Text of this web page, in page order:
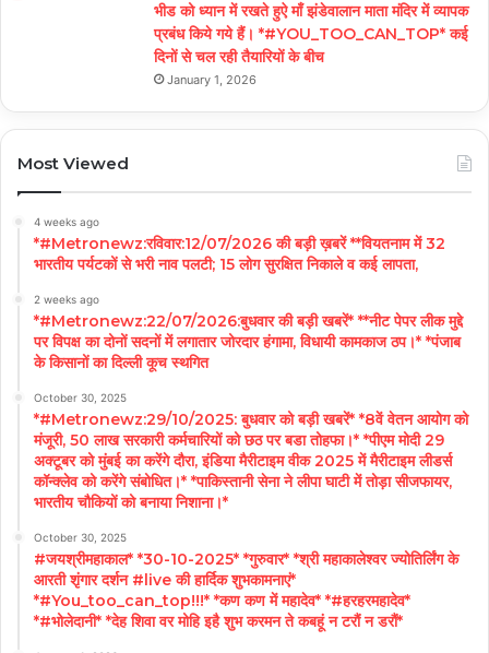
भीड को ध्यान में रखते हुऐ माँ झंडेवालान माता मंदिर में व्यापक
प्रबंध किये गये हैं। *#YOU_TOO_CAN_TOP* कई
दिनों से चल रही तैयारियों के बीच
January 1, 2026
Most Viewed
4 weeks ago
*#Metronewz:रविवार:12/07/2026 की बड़ी ख़बरें **वियतनाम में 32
भारतीय पर्यटकों से भरी नाव पलटी; 15 लोग सुरक्षित निकाले व कई लापता,
2 weeks ago
*#Metronewz:22/07/2026:बुधवार की बड़ी खबरें* **नीट पेपर लीक मुद्दे
पर विपक्ष का दोनों सदनों में लगातार जोरदार हंगामा, विधायी कामकाज ठप।* *पंजाब
के किसानों का दिल्ली कूच स्थगित
October 30, 2025
*#Metronewz:29/10/2025: बुधवार को बड़ी खबरें* *8वें वेतन आयोग को
मंजूरी, 50 लाख सरकारी कर्मचारियों को छठ पर बडा तोहफा।* *पीएम मोदी 29
अक्टूबर को मुंबई का करेंगे दौरा, इंडिया मैरीटाइम वीक 2025 में मैरीटाइम लीडर्स
कॉन्क्लेव को करेंगे संबोधित।* *पाकिस्तानी सेना ने लीपा घाटी में तोड़ा सीजफायर,
भारतीय चौकियों को बनाया निशाना।*
October 30, 2025
#जयश्रीमहाकाल* *30-10-2025* *गुरुवार* *श्री महाकालेश्वर ज्योतिर्लिंग के
आरती शृंगार दर्शन #live की हार्दिक शुभकामनाएं*
*#You_too_can_top!!!* *कण कण में महादेव* *#हरहरमहादेव*
*#भोलेदानी* *देह शिवा वर मोहि इहै शुभ करमन ते कबहूं न टरौं न डरौं*